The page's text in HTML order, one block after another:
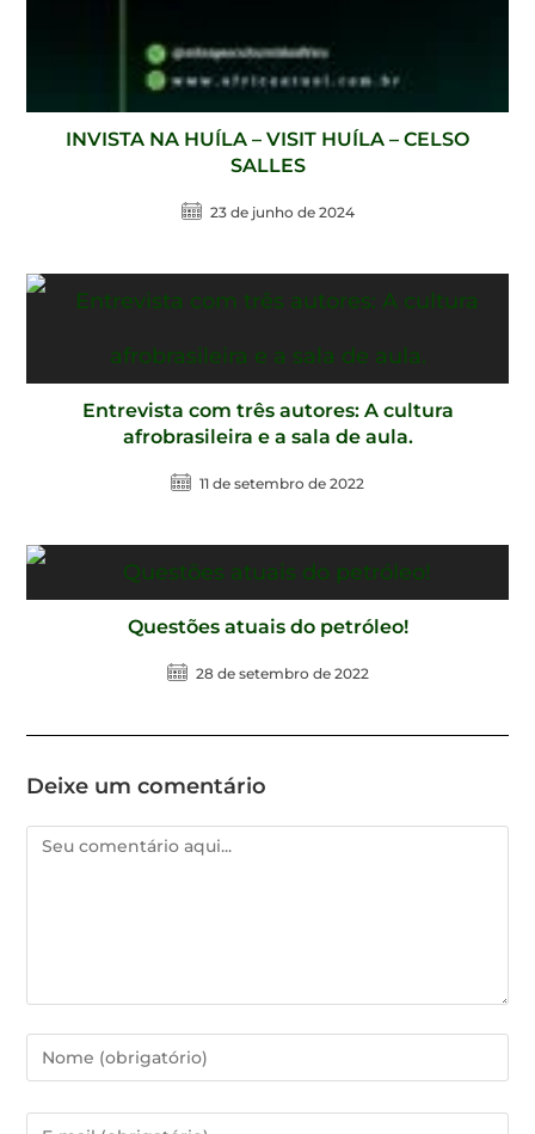
INVISTA NA HUÍLA – VISIT HUÍLA – CELSO
SALLES
23 de junho de 2024
Entrevista com três autores: A cultura
afrobrasileira e a sala de aula.
11 de setembro de 2022
Questões atuais do petróleo!
28 de setembro de 2022
Deixe um comentário